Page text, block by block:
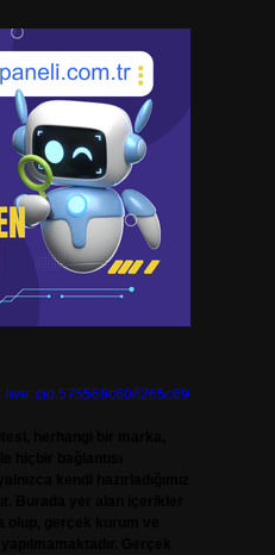
live:.cid.575569c608265c69